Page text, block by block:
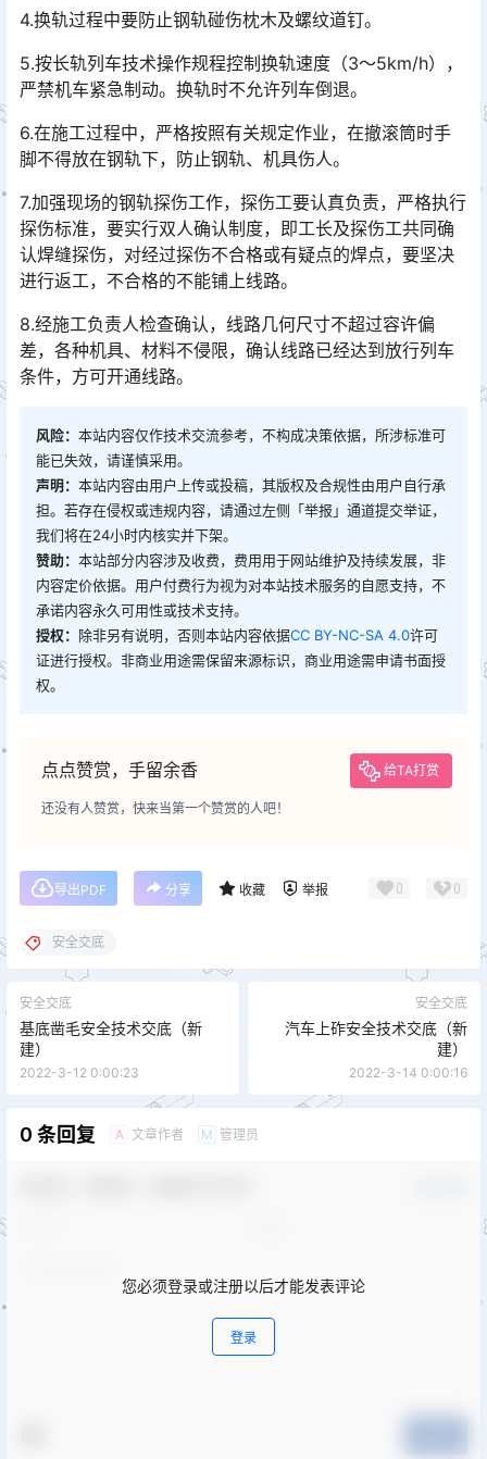
4.换轨过程中要防止钢轨碰伤枕木及螺纹道钉。
5.按长轨列车技术操作规程控制换轨速度（3～5km/h），
严禁机车紧急制动。换轨时不允许列车倒退。
6.在施工过程中，严格按照有关规定作业，在撤滚筒时手
脚不得放在钢轨下，防止钢轨、机具伤人。
7.加强现场的钢轨探伤工作，探伤工要认真负责，严格执行
探伤标准，要实行双人确认制度，即工长及探伤工共同确
认焊缝探伤，对经过探伤不合格或有疑点的焊点，要坚决
进行返工，不合格的不能铺上线路。󠅅󠅃󠄵󠅂󠄪󠇖󠆨󠆨󠇕󠆞󠆒󠅬󠇘󠆭󠆘󠇙󠆝󠅵󠇗󠆭󠆁󠄐󠇗󠅹󠅸󠇖󠆍󠅳󠇖󠅹󠅰󠇖󠆌󠅹
8.经施工负责人检查确认，线路几何尺寸不超过容许偏
差，各种机具、材料不侵限，确认线路已经达到放行列车
条件，方可开通线路。
风险： 本站内容仅作技术交流参考，不构成决策依据，所涉标准可
能已失效，请谨慎采用。
声明： 本站内容由用户上传或投稿，其版权及合规性由用户自行承
担。若存在侵权或违规内容，请通过左侧「举报」通道提交举证，
我们将在24小时内核实并下架。
赞助： 本站部分内容涉及收费，费用用于网站维护及持续发展，非
内容定价依据。用户付费行为视为对本站技术服务的自愿支持，不
承诺内容永久可用性或技术支持。
授权： 除非另有说明，否则本站内容依据CC BY-NC-SA 4.0许可
证进行授权。非商业用途需保留来源标识，商业用途需申请书面授
权。
点点赞赏，手留余香 给TA打赏
还没有人赞赏，快来当第一个赞赏的人吧！
导出PDF 分享 收藏 举报 0 0
安全交底
安全交底
基底凿毛安全技术交底（新
建）
2022-3-12 0:00:23
安全交底
汽车上砟安全技术交底（新
建）
2022-3-14 0:00:16
0 条回复 A 文章作者 M 管理员
您必须登录或注册以后才能发表评论
登录